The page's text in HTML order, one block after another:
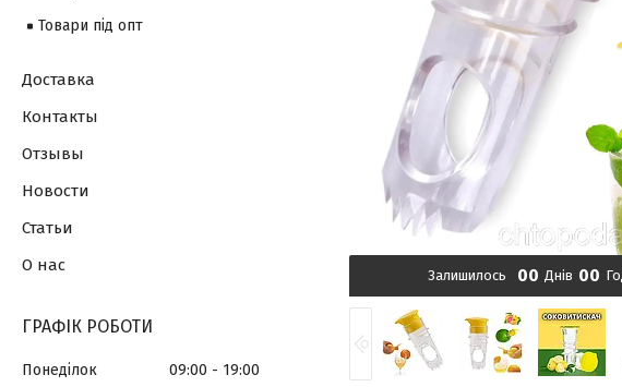
Залишилось 00 Днів 00
Товари під опт
Доставка
Контакты
Отзывы
Новости
Статьи
О нас
ГРАФІК РОБОТИ
Понеділок 09:00
19:00